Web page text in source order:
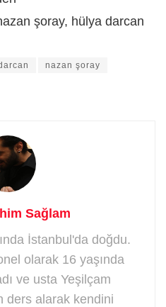
şoray, hülya darcan
nazan şoray
Sağlam
İstanbul'da doğdu.
olarak 16 yaşında
ve usta Yeşilçam
ders alarak kendini